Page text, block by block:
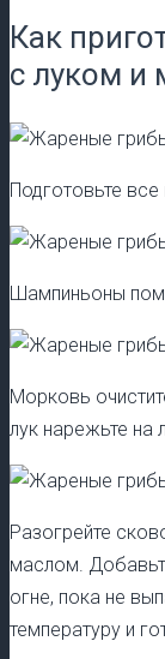
Как
с луком и
Подготовьте все
Шампиньоны
Морковь
лук нарежьте на
Разогрейте
маслом.
огне, пока не
температуру и